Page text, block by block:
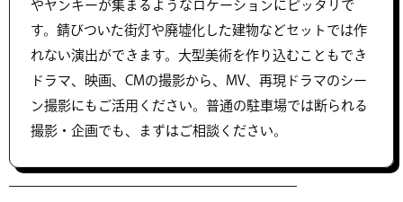
やヤンキーが集まるようなロケーションにピッタリで
す。錆びついた街灯や廃墟化した建物などセットでは作
れない演出ができます。大型美術を作り込むこともでき
ドラマ、映画、CMの撮影から、MV、再現ドラマのシー
ン撮影にもご活用ください。普通の駐車場では断られる
撮影・企画でも、まずはご相談ください。